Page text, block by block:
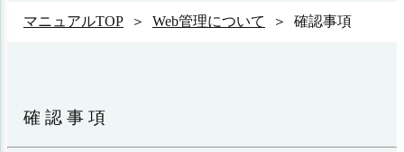
マニュアルTOP ＞ Web管理について ＞ 確認事項
確認事項